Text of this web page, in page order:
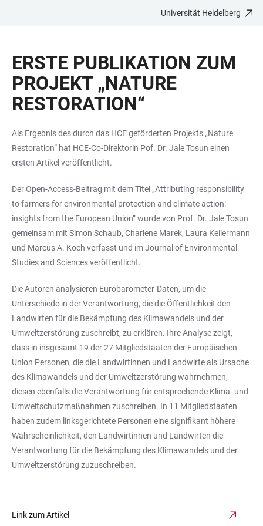
BARRIEREFREIHEIT
Universität Heidelberg
ERSTE PUBLIKATION ZUM
PROJEKT „NATURE
RESTORATION“
Als Ergebnis des durch das HCE geförderten Projekts „Nature
Restoration“ hat HCE-Co-Direktorin Pof. Dr. Jale Tosun einen
ersten Artikel veröffentlicht.
Der Open-Access-Beitrag mit dem Titel „Attributing responsibility
to farmers for environmental protection and climate action:
insights from the European Union“ wurde von Prof. Dr. Jale Tosun
gemeinsam mit Simon Schaub, Charlene Marek, Laura Kellermann
und Marcus A. Koch verfasst und im Journal of Environmental
Studies and Sciences veröffentlicht.
Die Autoren analysieren Eurobarometer-Daten, um die
Unterschiede in der Verantwortung, die die Öffentlichkeit den
Landwirten für die Bekämpfung des Klimawandels und der
Umweltzerstörung zuschreibt, zu erklären. Ihre Analyse zeigt,
dass in insgesamt 19 der 27 Mitgliedstaaten der Europäischen
Union Personen, die die Landwirtinnen und Landwirte als Ursache
des Klimawandels und der Umweltzerstörung wahrnehmen,
diesen ebenfalls die Verantwortung für entsprechende Klima- und
Umweltschutzmaßnahmen zuschreiben. In 11 Mitgliedstaaten
haben zudem linksgerichtete Personen eine signifikant höhere
Wahrscheinlichkeit, den Landwirtinnen und Landwirten die
Verantwortung für die Bekämpfung des Klimawandels und der
Umweltzerstörung zuzuschreiben.
Link zum Artikel